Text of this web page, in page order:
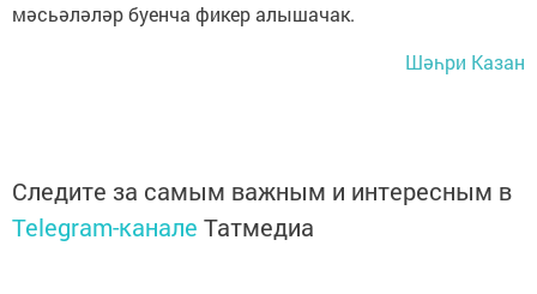
мәсьәләләр буенча фикер алышачак.
Шәһри Казан
Следите за самым важным и интересным в
Telegram-канале Татмедиа